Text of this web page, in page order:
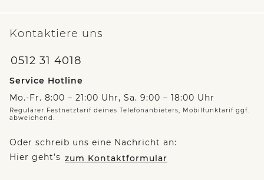
Kontaktiere uns
0512 31 4018
Service Hotline
Mo.-Fr. 8:00 – 21:00 Uhr, Sa. 9:00 – 18:00 Uhr
Regulärer Festnetztarif deines Telefonanbieters, Mobilfunktarif ggf.
abweichend.
Oder schreib uns eine Nachricht an:
Hier geht’s zum Kontaktformular